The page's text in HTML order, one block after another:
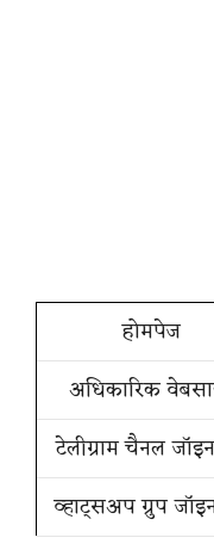
होमपेज
अधिकारिक
टेलीग्राम चैनल
व्हाट्सअप ग्रुप